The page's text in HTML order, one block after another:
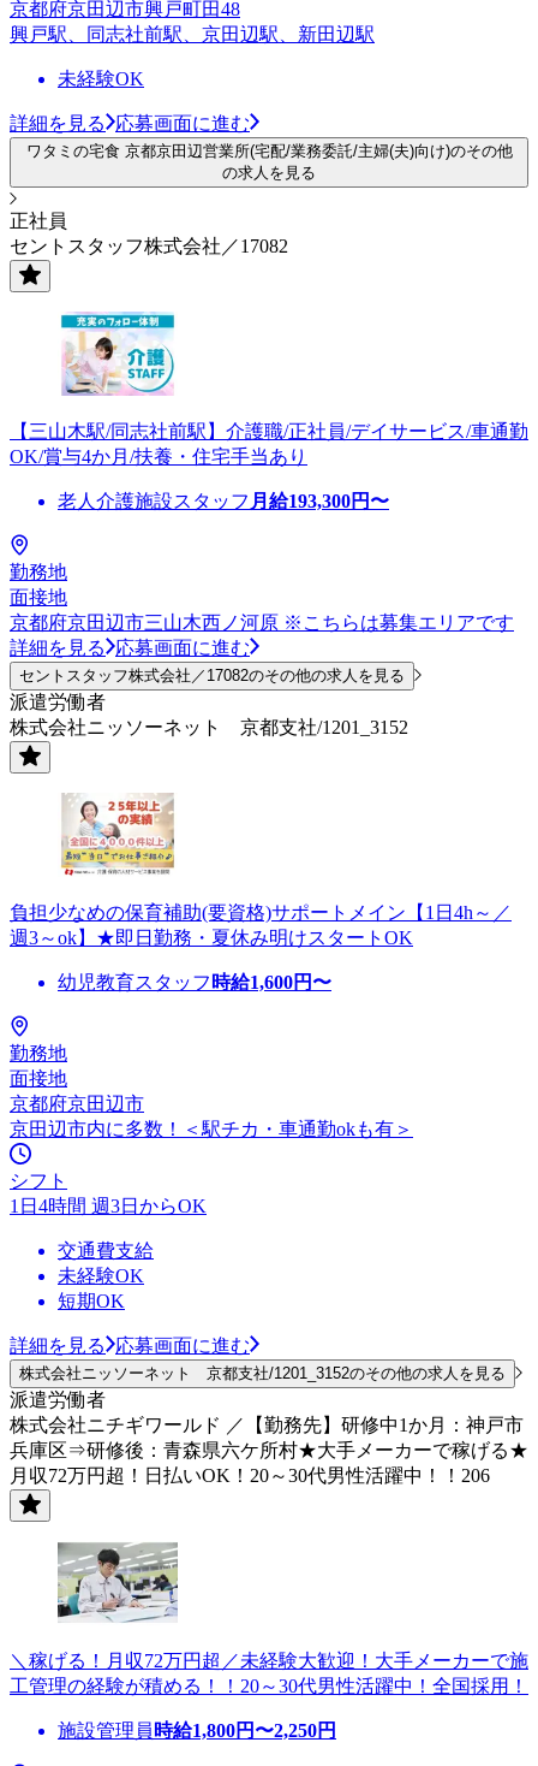
京都府京田辺市興戸町田48
興戸駅、同志社前駅、京田辺駅、新田辺駅
未経験OK
詳細を見る 応募画面に進む
ワタミの宅食 京都京田辺営業所(宅配/業務委託/主婦(夫)向け)のその他
の求人を見る
正社員
セントスタッフ株式会社／17082
【三山木駅/同志社前駅】介護職/正社員/デイサービス/車通勤
OK/賞与4か月/扶養・住宅手当あり
老人介護施設スタッフ 月給193,300円〜
勤務地
面接地
京都府京田辺市三山木西ノ河原 ※こちらは募集エリアです
詳細を見る
応募画面に進む
セントスタッフ株式会社／17082のその他の求人を見る
派遣労働者
株式会社ニッソーネット 京都支社/1201_3152
負担少なめの保育補助(要資格)サポートメイン【1日4h～／
週3～ok】★即日勤務・夏休み明けスタートOK
幼児教育スタッフ 時給1,600円〜
勤務地
面接地
京都府京田辺市
京田辺市内に多数！＜駅チカ・車通勤okも有＞
シフト
1日4時間 週3日からOK
交通費支給
未経験OK
短期OK
詳細を見る 応募画面に進む
株式会社ニッソーネット 京都支社/1201_3152のその他の求人を見る
派遣労働者
株式会社ニチギワールド ／【勤務先】研修中1か月：神戸市
兵庫区⇒研修後：青森県六ケ所村★大手メーカーで稼げる★
月収72万円超！日払いOK！20～30代男性活躍中！！206
＼稼げる！月収72万円超／未経験大歓迎！大手メーカーで施
工管理の経験が積める！！20～30代男性活躍中！全国採用！
施設管理員 時給1,800円〜2,250円